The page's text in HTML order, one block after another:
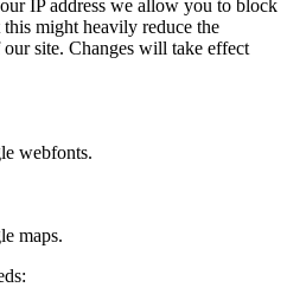
IP address we allow you to block
this might heavily reduce the
site. Changes will take effect
webfonts.
maps.